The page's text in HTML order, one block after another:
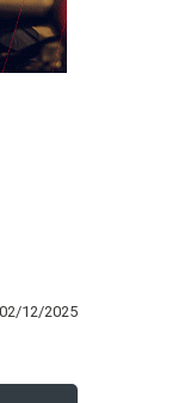
02/12/2025